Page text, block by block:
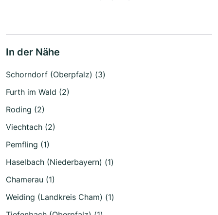
In der Nähe
Schorndorf (Oberpfalz) (3)
Furth im Wald (2)
Roding (2)
Viechtach (2)
Pemfling (1)
Haselbach (Niederbayern) (1)
Chamerau (1)
Weiding (Landkreis Cham) (1)